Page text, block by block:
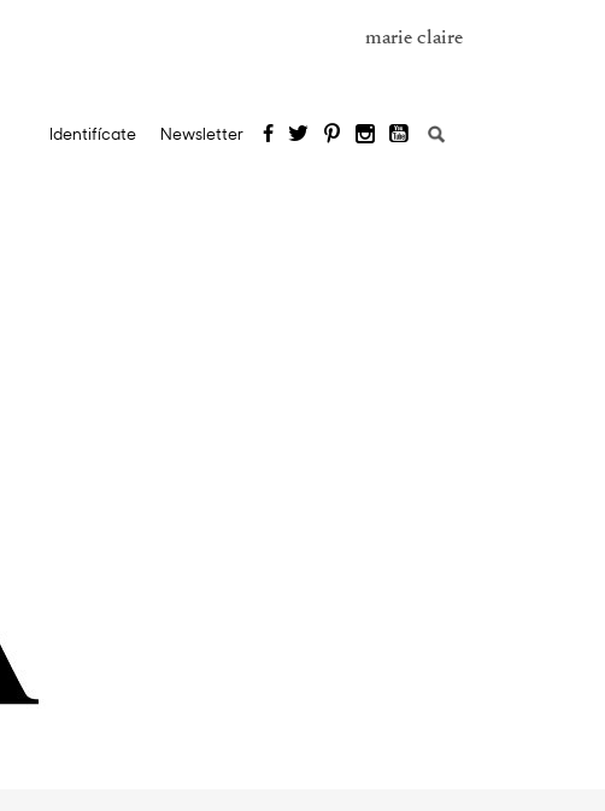
marie claire
Identifícate Newsletter Buscar: